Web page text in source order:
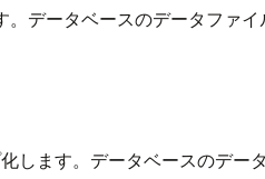
データベースのデータファイ
ます。データベースのデー